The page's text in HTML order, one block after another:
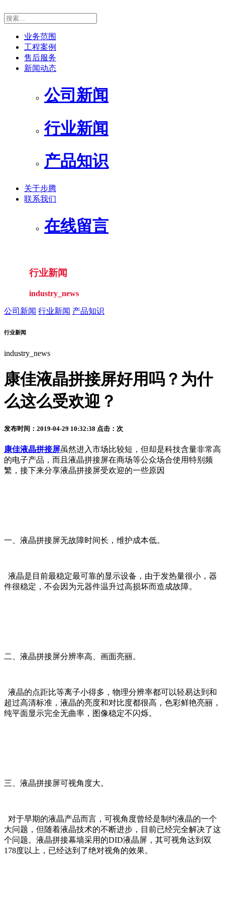
业务范围
工程案例
售后服务
新闻动态
公司新闻
行业新闻
产品知识
关于步腾
联系我们
在线留言
行业新闻
industry_news
公司新闻 行业新闻 产品知识
行业新闻
industry_news
康佳液晶拼接屏好用吗？为什
么这么受欢迎？
发布时间：2019-04-29 10:32:38 点击： 次
康佳液晶拼接屏虽然进入市场比较短，但却是科技含量非常高
的电子产品，而且液晶拼接屏在商场等公众场合使用特别频
繁，接下来分享液晶拼接屏受欢迎的一些原因
一、液晶拼接屏无故障时间长，维护成本低。
液晶是目前最稳定最可靠的显示设备，由于发热量很小，器
件很稳定，不会因为元器件温升过高损坏而造成故障。
二、液晶拼接屏分辨率高、画面亮丽。
液晶的点距比等离子小得多，物理分辨率都可以轻易达到和
超过高清标准，液晶的亮度和对比度都很高，色彩鲜艳亮丽，
纯平面显示完全无曲率，图像稳定不闪烁。
三、液晶拼接屏可视角度大。
对于早期的液晶产品而言，可视角度曾经是制约液晶的一个
大问题，但随着液晶技术的不断进步，目前已经完全解决了这
个问题。液晶拼接幕墙采用的DID液晶屏，其可视角达到双
178度以上，已经达到了绝对视角的效果。